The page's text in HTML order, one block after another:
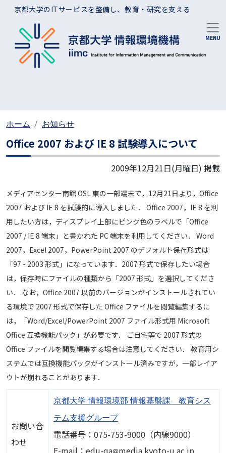
メインコンテンツに移動
京都大学のITサービスを整備し、教育・研究を支える
ホーム お知らせ
Office 2007 および IE 8 試験導入について
2009年12月21日(月曜日) 掲載
メディアセンター南館 OSL 東の一部端末で，12月21日より，Office
2007 および IE 8 を試験的に導入しました． Office 2007，IE 8 を利
用したい方は，ディスプレイ上部にピンク色のラベルで「Office
2007 / IE 8 端末」と書かれた PC 端末を利用してください． Word
2007，Excel 2007，PowerPoint 2007 のデフォルト保存形式は
「97 - 2003 形式」になっています．2007 形式で保存したい場合
は，保存時にファイルの種類から「2007 形式」を選択してくださ
い． なお，Office 2007 以前のバージョンがインストールされてい
る環境で 2007 形式で保存した Office ファイルを閲覧編集するに
は，「Word/Excel/PowerPoint 2007 ファイル形式用 Microsoft
Office 互換機能パック」が必要です． ご自宅等で 2007 形式の
Office ファイルを閲覧編集する場合は注意してください． 教育用シ
ステムでは互換機能パックがインストール済みですが，一部レイア
ウトが崩れることがあります．
お問い合
わせ
京都大学 情報環境部 情報基盤課 教育シス
テム支援グループ
電話番号：075-753-9000（内線9000）
E-mail：edu-qa画像media.kyoto-u.ac.jp